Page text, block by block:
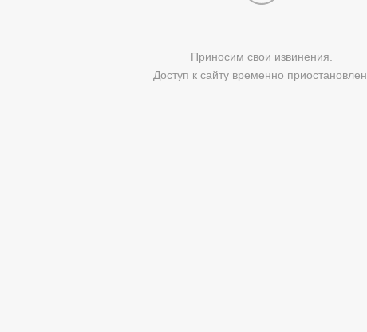
Приносим свои извинения.
Доступ к сайту временно приостановлен.